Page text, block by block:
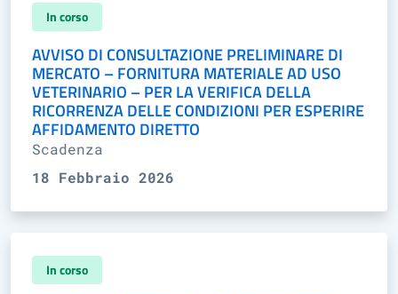
In corso
AVVISO DI CONSULTAZIONE PRELIMINARE DI
MERCATO – FORNITURA MATERIALE AD USO
VETERINARIO – PER LA VERIFICA DELLA
RICORRENZA DELLE CONDIZIONI PER ESPERIRE
AFFIDAMENTO DIRETTO
Scadenza
18 Febbraio 2026
In corso